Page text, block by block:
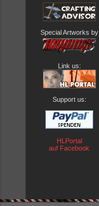
Special Artworks by
Link us:
Support us:
HLPortal
auf Facebook